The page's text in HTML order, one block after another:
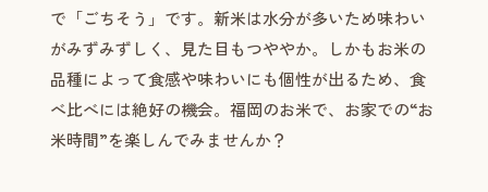
で「ごちそう」です。新米は水分が多いため味わい
がみずみずしく、見た目もつややか。しかもお米の
品種によって食感や味わいにも個性が出るため、食
べ比べには絶好の機会。福岡のお米で、お家での“お
米時間”を楽しんでみませんか？